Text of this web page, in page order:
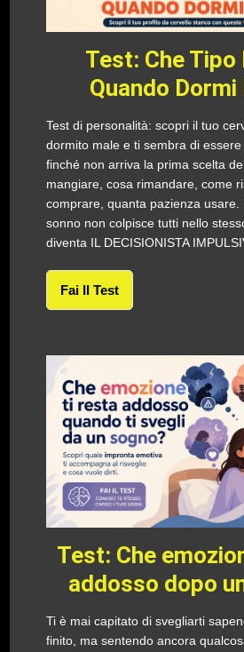
Test: Che Tipo
Quando Dormi
Test di personalità: scopri il tuo
dormito male e ti sembra di essere
finché non arriva la prima scelta
mangiare, cosa rimandare, come
comprare, quanta pazienza usare.
sonno non colpisce tutti nello
diventa IL DECISIONISTA
Fai Il Test
Test: Che
addosso dopo
Ti è mai capitato di svegliarti
finito, ma sentendo ancora